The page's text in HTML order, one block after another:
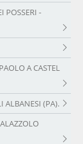
POSSERI -
A CASTEL
ALBANESI (PA).